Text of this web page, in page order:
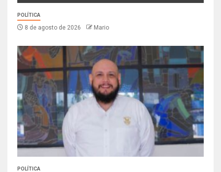
POLÍTICA
8 de agosto de 2026 Mario
POLÍTICA